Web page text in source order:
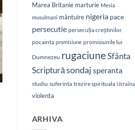
Marea Britanie marturie Mesia
musulmani mântuire nigeria pace
persecutie persecuția creștinilor
pocainta promisiune promisiunile lui
Dumnezeu rugaciuneSfânta
Scripturăsondaj speranta
studiu suferinta trezire spirituala Ucraina
violenta
ARHIVA